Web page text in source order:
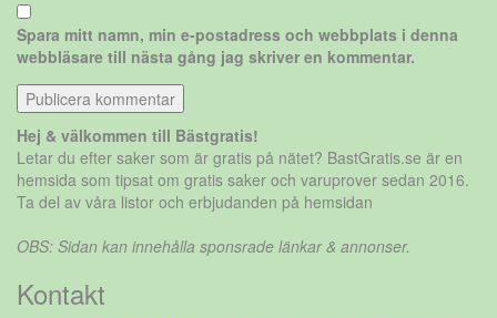
Spara mitt namn, min e-postadress och webbplats i denna
webbläsare till nästa gång jag skriver en kommentar.
Hej & välkommen till Bästgratis!
Letar du efter saker som är gratis på nätet? BastGratis.se är en
hemsida som tipsat om gratis saker och varuprover sedan 2016.
Ta del av våra listor och erbjudanden på hemsidan
OBS: Sidan kan innehålla sponsrade länkar & annonser.
Kontakt